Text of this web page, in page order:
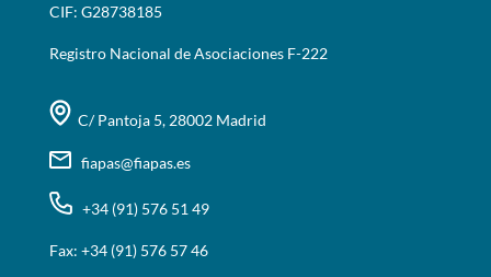
CIF: G28738185
Registro Nacional de Asociaciones F-222
C/ Pantoja 5, 28002 Madrid
fiapas@fiapas.es
+34 (91) 576 51 49
Fax: +34 (91) 576 57 46